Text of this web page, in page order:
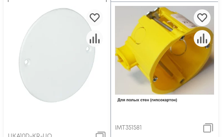
IMT351581